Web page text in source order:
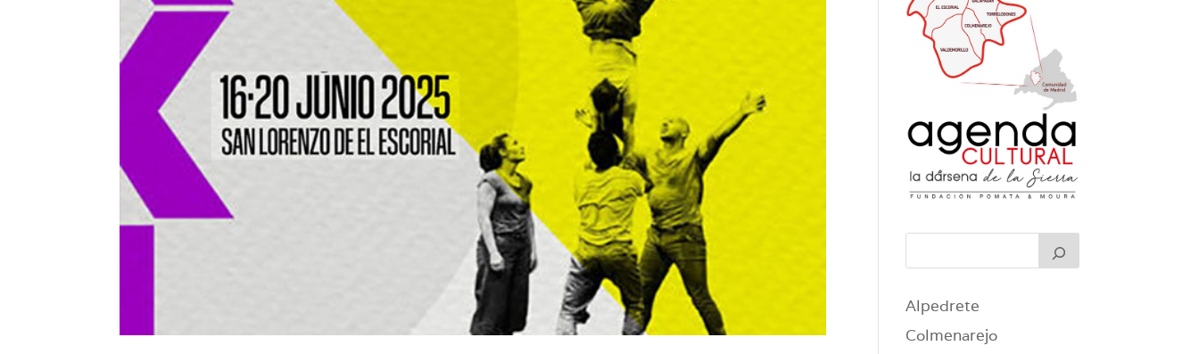
Alpedrete
Colmenarejo